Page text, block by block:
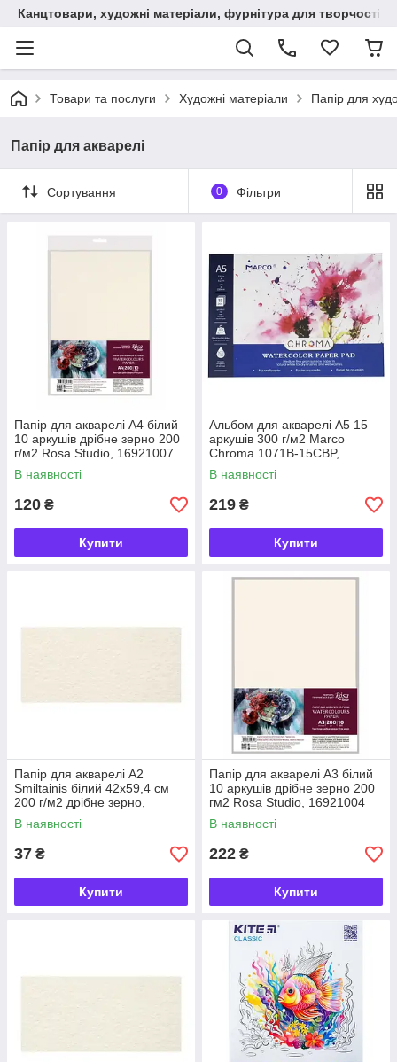
Канцтовари, художні матеріали, фурнітура для творчості
Товари та послуги Художні матеріали Папір для
Папір для акварелі
Сортування 0 Фільтри
Папір для акварелі А4 білий
10 аркушів дрібне зерно 200
г/м2 Rosa Studio, 16921007
В наявності
120 ₴
Купити
Альбом для акварелі А5 15
аркушів 300 г/м2 Marco
Chroma 1071B-15CBP,
937178
В наявності
219 ₴
Купити
Папір для акварелі А2
Smiltainis білий 42х59,4 cм
200 г/м2 дрібне зерно,
558087
В наявності
37 ₴
Купити
Папір для акварелі А3 білий
10 аркушів дрібне зерно 200
гм2 Rosa Studio, 16921004
В наявності
222 ₴
Купити